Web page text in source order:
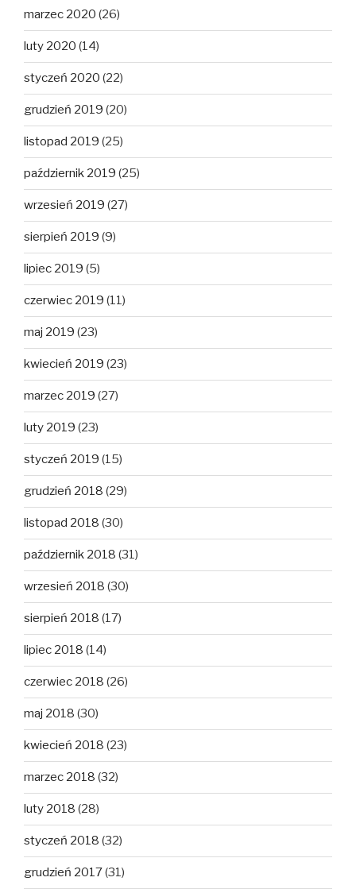
marzec 2020 (26)
luty 2020 (14)
styczeń 2020 (22)
grudzień 2019 (20)
listopad 2019 (25)
październik 2019 (25)
wrzesień 2019 (27)
sierpień 2019 (9)
lipiec 2019 (5)
czerwiec 2019 (11)
maj 2019 (23)
kwiecień 2019 (23)
marzec 2019 (27)
luty 2019 (23)
styczeń 2019 (15)
grudzień 2018 (29)
listopad 2018 (30)
październik 2018 (31)
wrzesień 2018 (30)
sierpień 2018 (17)
lipiec 2018 (14)
czerwiec 2018 (26)
maj 2018 (30)
kwiecień 2018 (23)
marzec 2018 (32)
luty 2018 (28)
styczeń 2018 (32)
grudzień 2017(31)